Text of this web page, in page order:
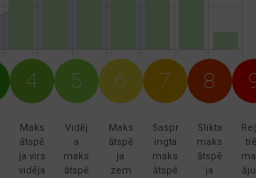
4
Maks
ātspē
ja virs
vidēja
5
Vidēj
a
maks
ātspē
6
Maks
ātspē
ja
zem
7
Saspr
ingta
maks
ātspē
8
Slikta
maks
ātspē
ja